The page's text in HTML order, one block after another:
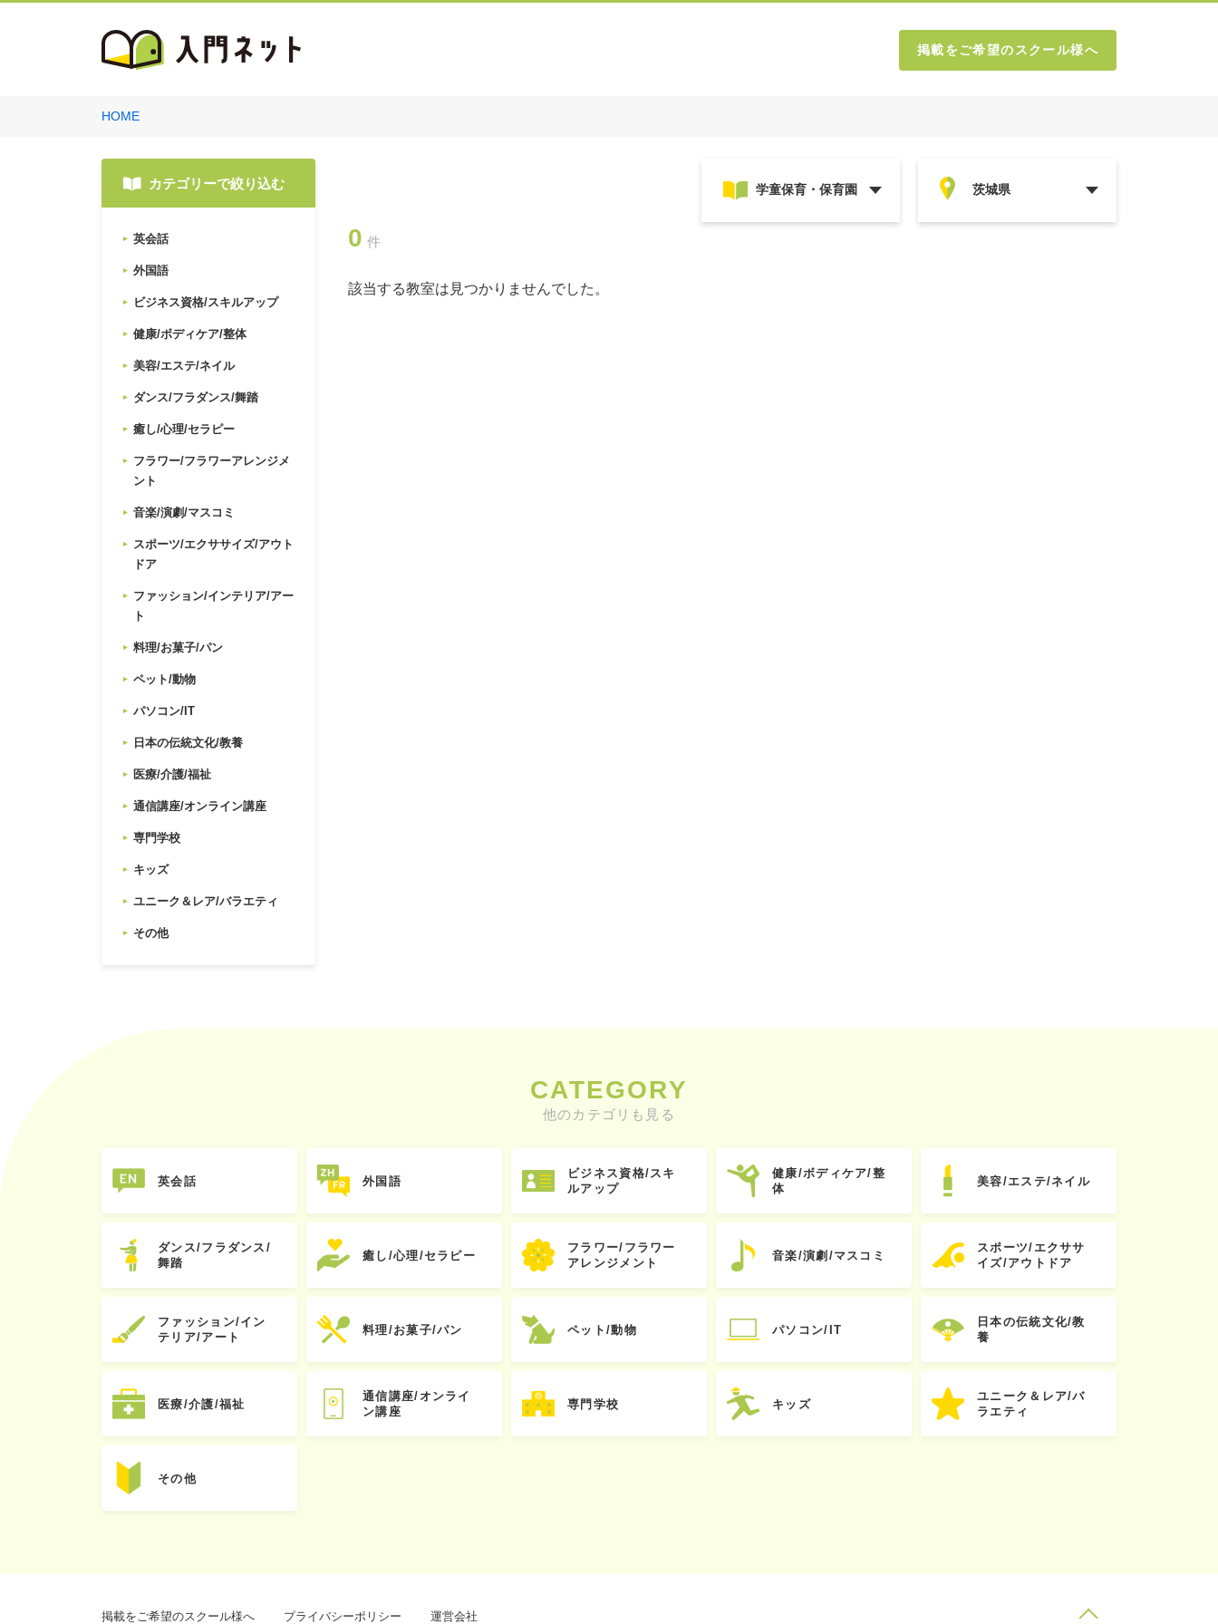
掲載をご希望のスクール様へ
HOME
カテゴリーで絞り込む
英会話
外国語
ビジネス資格/スキルアップ
健康/ボディケア/整体
美容/エステ/ネイル
ダンス/フラダンス/舞踏
癒し/心理/セラピー
フラワー/フラワーアレンジメ
ント
音楽/演劇/マスコミ
スポーツ/エクササイズ/アウト
ドア
ファッション/インテリア/アー
ト
料理/お菓子/パン
ペット/動物
パソコン/IT
日本の伝統文化/教養
医療/介護/福祉
通信講座/オンライン講座
専門学校
キッズ
ユニーク＆レア/バラエティ
その他
0 件
該当する教室は見つかりませんでした。
CATEGORY
他のカテゴリも見る
英会話 外国語
ビジネス資格/スキ
ルアップ
健康/ボディケア/整
体
美容/エステ/ネイル
ダンス/フラダンス/
舞踏
癒し/心理/セラピー
フラワー/フラワー
アレンジメント
音楽/演劇/マスコミ
スポーツ/エクササ
イズ/アウトドア
ファッション/イン
テリア/アート
料理/お菓子/パン ペット/動物 パソコン/IT
日本の伝統文化/教
養
医療/介護/福祉
通信講座/オンライ
ン講座
専門学校 キッズ
ユニーク＆レア/バ
ラエティ
その他
掲載をご希望のスクール様へ プライバシーポリシー 運営会社